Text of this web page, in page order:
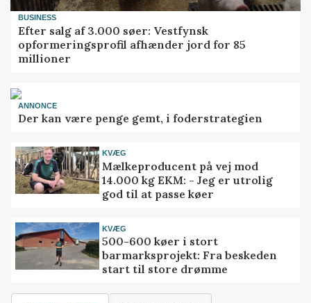
BUSINESS
Efter salg af 3.000 søer: Vestfynsk
opformeringsprofil afhænder jord for 85
millioner
ANNONCE
Der kan være penge gemt, i foderstrategien
KVÆG
Mælkeproducent på vej mod
14.000 kg EKM: - Jeg er utrolig
god til at passe køer
KVÆG
500-600 køer i stort
barmarksprojekt: Fra beskeden
start til store drømme